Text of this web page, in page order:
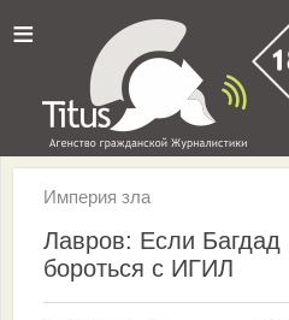
≡
Империя зла
Лавров: Если
бороться с ИГИЛ